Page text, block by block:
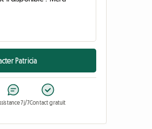
Patricia
7j/7Contact gratuit